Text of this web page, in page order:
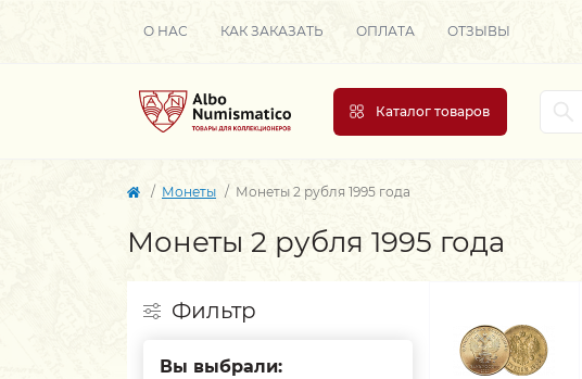
О НАС КАК ЗАКАЗАТЬ ОПЛАТА ОТЗЫВЫ
Каталог товаров
Монеты Монеты 2 рубля 1995 года
Монеты 2 рубля 1995 года
Фильтр
Вы выбрали: